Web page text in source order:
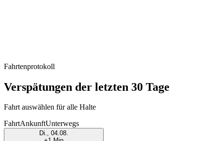
Fahrtenprotokoll
Verspätungen der letzten 30 Tage
Fahrt auswählen für alle Halte
FahrtAnkunftUnterwegs
Di., 04.08.